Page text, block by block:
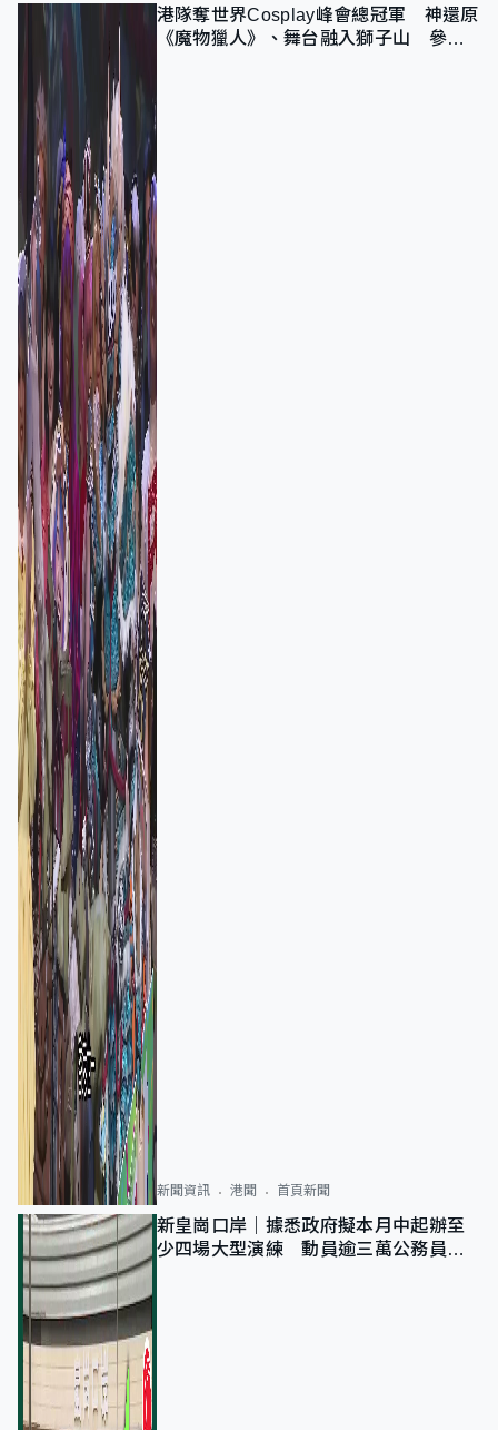
港隊奪世界Cosplay峰會總冠軍 神還原
《魔物獵人》、舞台融入獅子山 參賽
新聞資訊 港聞 首頁新聞
新皇崗口岸｜據悉政府擬本月中起辦至
少四場大型演練 動員逾三萬公務員人